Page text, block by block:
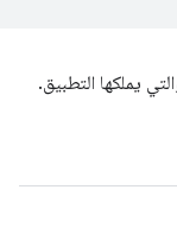
يملكها التطبيق.